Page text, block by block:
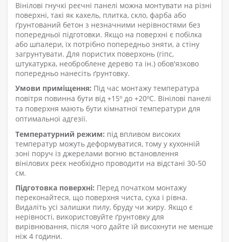
Вінілові гнучкі реєчні панелі можна монтувати на різні
поверхні, такі як кахель, плитка, скло, фарба або
ґрунтований бетон з незначними нерівностями без
попередньої підготовки. Якщо на поверхні є побілка
або шпалери, їх потрібно попередньо зняти, а стіну
загрунтувати. Для пористих поверхонь (гіпс,
штукатурка, необроблене дерево та ін.) обов'язково
попередньо нанесіть ґрунтовку.
Умови приміщення: Під час монтажу температура
повітря повинна бути від +15º до +20ºС. Вінілові панелі
та поверхня мають бути кімнатної температури для
оптимальної адгезії.
Температурний режим: під впливом високих
температур можуть деформуватися, тому у кухонній
зоні поруч із джерелами вогню встановлення
вінілових реєк необхідно проводити на відстані 30-50
см.
Підготовка поверхні: Перед початком монтажу
переконайтеся, що поверхня чиста, суха і рівна.
Видаліть усі залишки пилу, бруду чи жиру. Якщо є
нерівності, використовуйте ґрунтовку для
вирівнювання, після чого дайте їй висохнути не менше
ніж 4 години.